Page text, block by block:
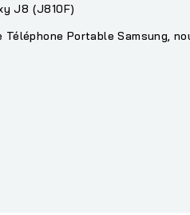
J8 (J810F)
Portable Samsung,